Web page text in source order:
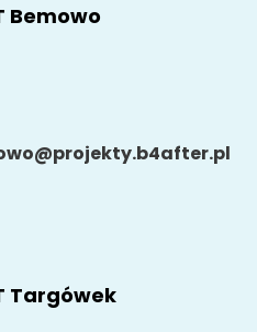
Bemowo
Targówek